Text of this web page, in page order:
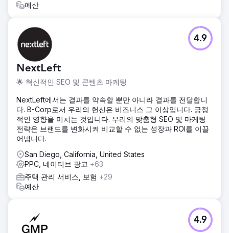
예산
NextLeft
🌟 혁신적인 SEO 및 콘텐츠 마케팅
4.9
NextLeft에서는 결과를 약속할 뿐만 아니라 결과를 전달합니
다. B-Corp로서 우리의 헌신은 비즈니스 그 이상입니다. 긍정
적인 영향을 미치는 것입니다. 우리의 맞춤형 SEO 및 마케팅
전략은 브랜드를 변화시켜 비교할 수 없는 성장과 ROI를 이끌
어냅니다.
San Diego, California, United States
PPC, 네이티브 광고 +63
주택 관리 서비스, 보험 +29
예산
4.9